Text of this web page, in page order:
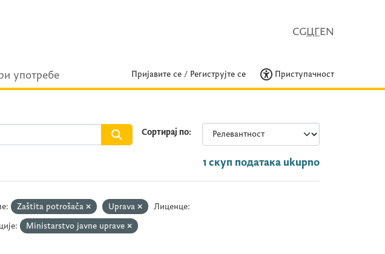
CGЦГEN
употребе Пријавите се / Региструјте се Приступачност
Сортирај по
1 скуп података ukupno
Zaštita potrošača Uprava
Лиценце:
Ministarstvo javne uprave